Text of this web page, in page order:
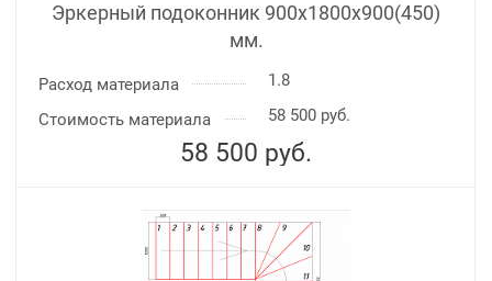
Эркерный подоконник 900х1800х900(450)
мм.
Расход материала
1.8
Стоимость материала
58 500 руб.
58 500 руб.